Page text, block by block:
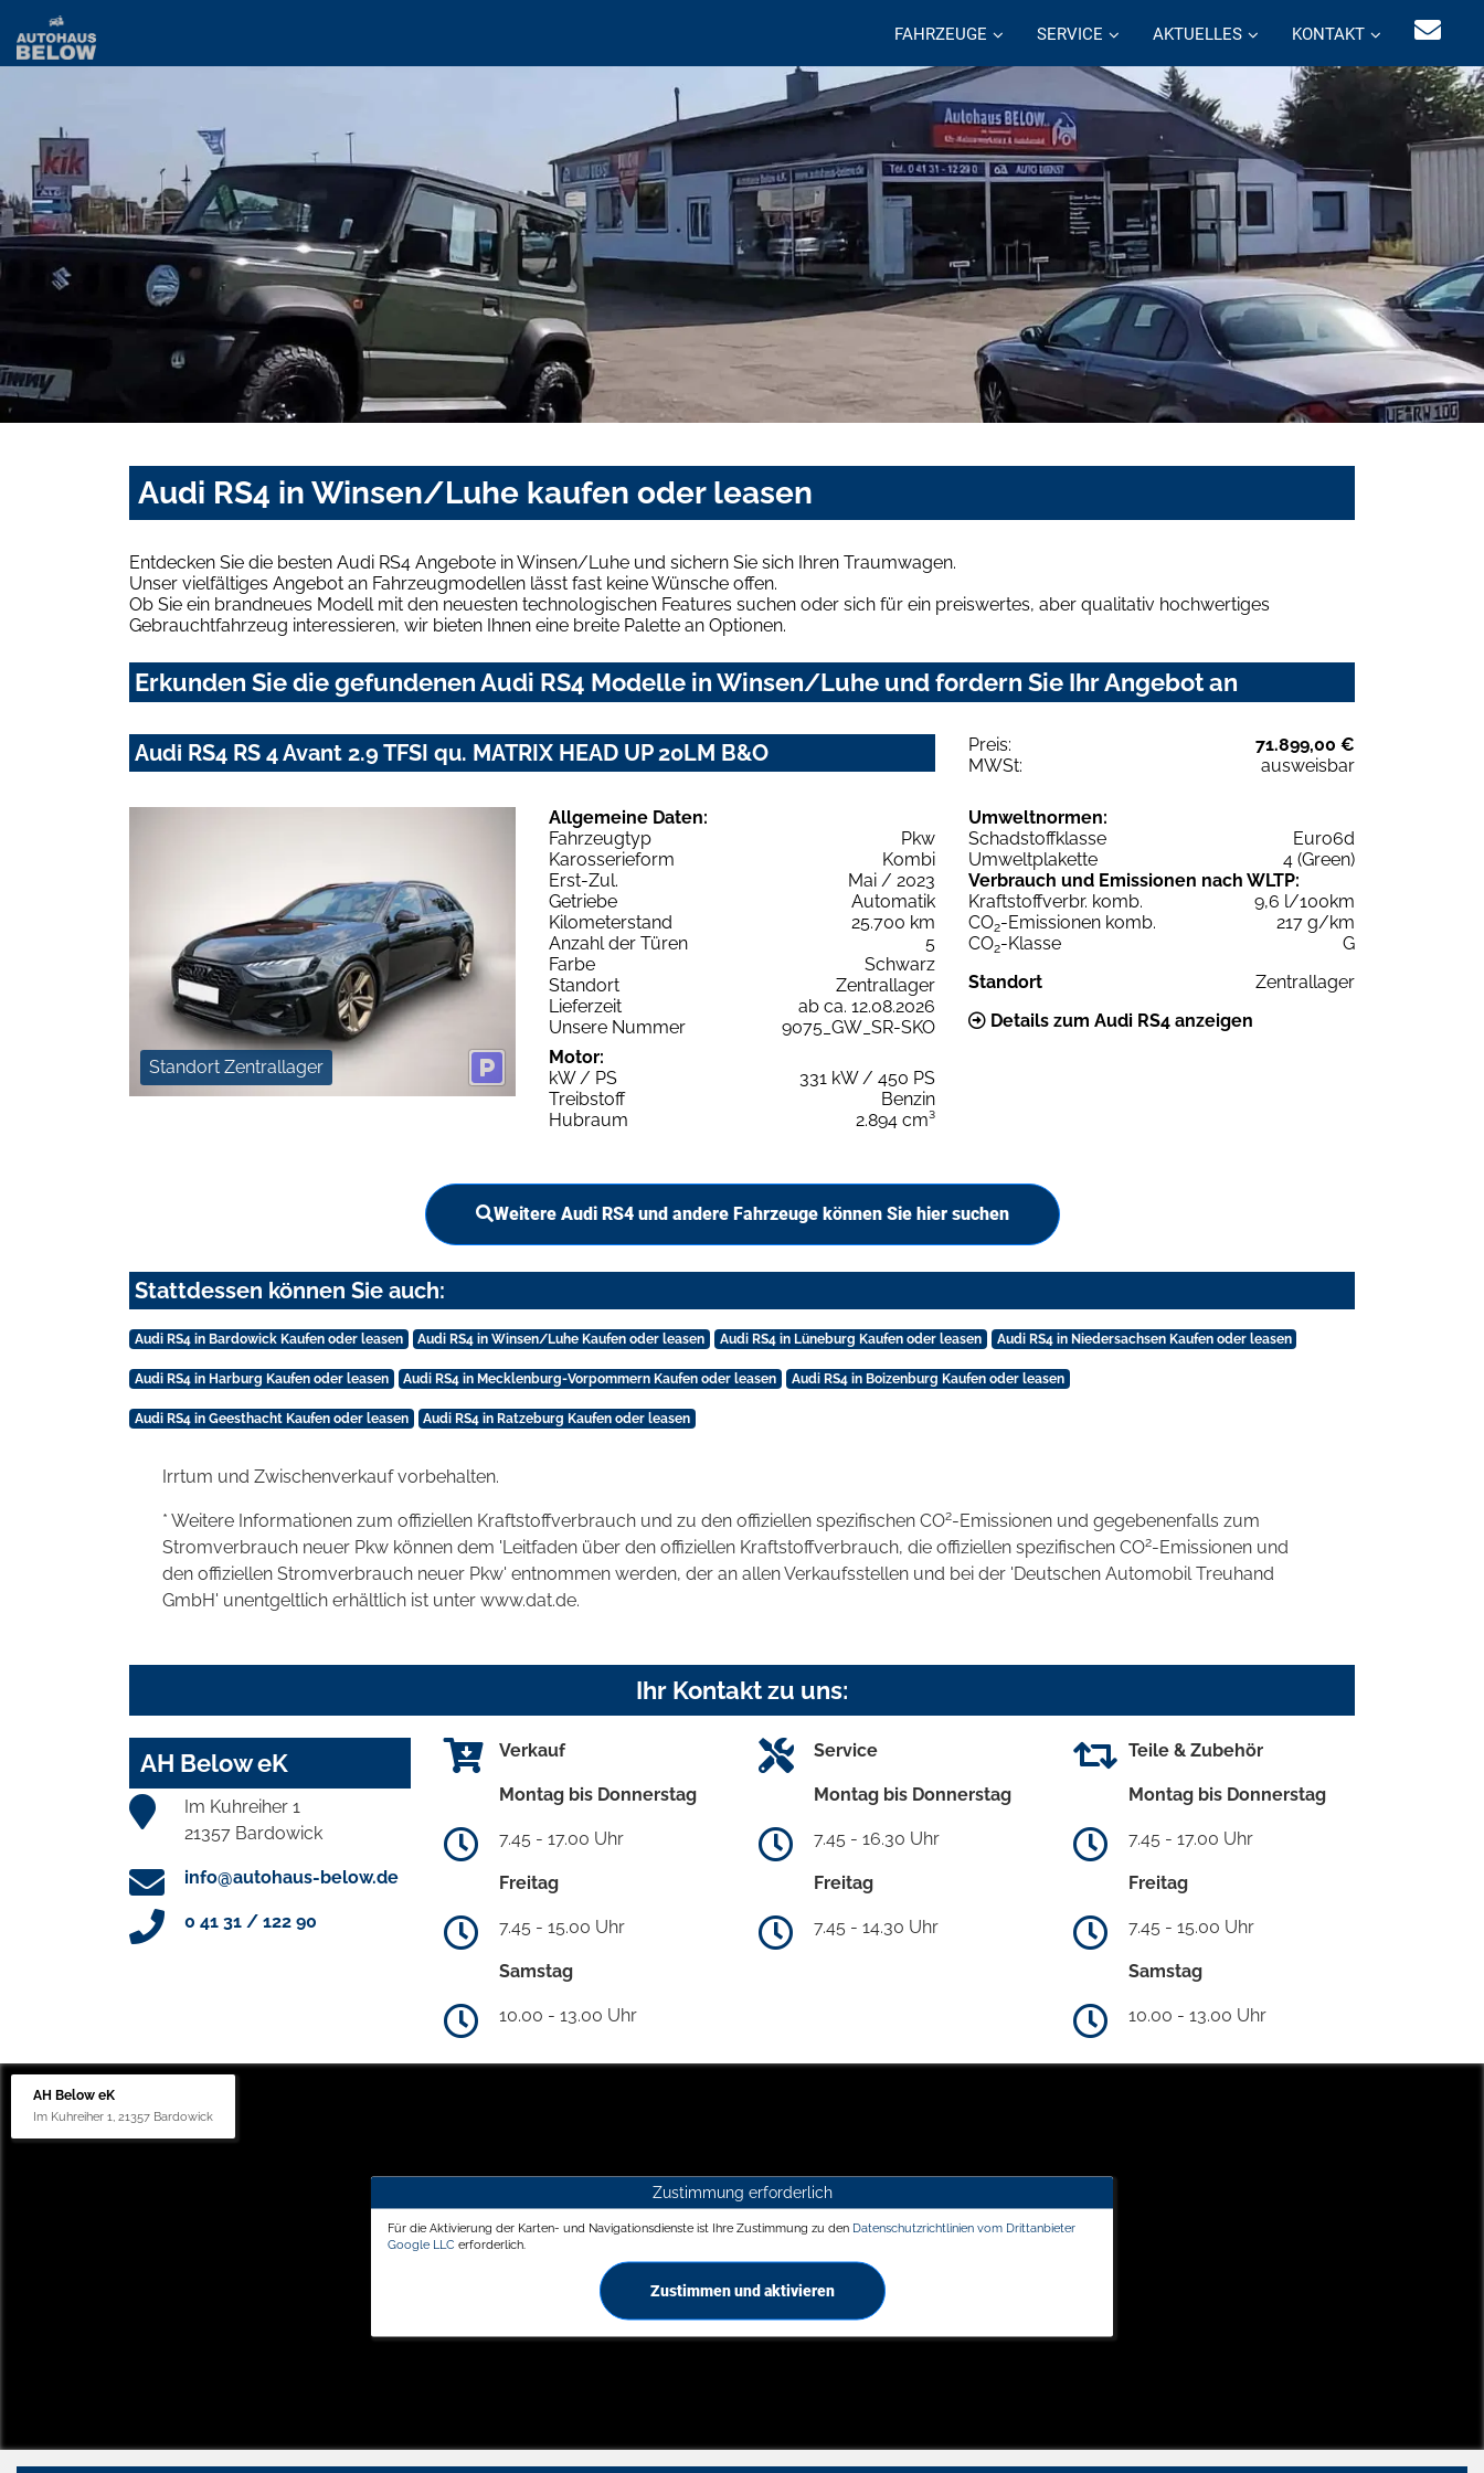
FAHRZEUGE SERVICE AKTUELLES KONTAKT
Audi RS4 in Winsen/Luhe kaufen oder leasen
Entdecken Sie die besten Audi RS4 Angebote in Winsen/Luhe und sichern Sie sich Ihren Traumwagen.
Unser vielfältiges Angebot an Fahrzeugmodellen lässt fast keine Wünsche offen.
Ob Sie ein brandneues Modell mit den neuesten technologischen Features suchen oder sich für ein preiswertes, aber qualitativ hochwertiges
Gebrauchtfahrzeug interessieren, wir bieten Ihnen eine breite Palette an Optionen.
Erkunden Sie die gefundenen Audi RS4 Modelle in Winsen/Luhe und fordern Sie Ihr Angebot an
Audi RS4 RS 4 Avant 2.9 TFSI qu. MATRIX HEAD UP 20LM B&O Preis:
71.899,00 €
MWSt:
ausweisbar
Standort Zentrallager
Allgemeine Daten:
Fahrzeugtyp
Pkw
Karosserieform
Kombi
Erst-Zul.
Mai / 2023
Getriebe
Automatik
Kilometerstand
25.700 km
Anzahl der Türen
5
Farbe
Schwarz
Standort
Zentrallager
Lieferzeit
ab ca. 12.08.2026
Unsere Nummer
9075_GW_SR-SKO
Motor:
kW / PS
331 kW / 450 PS
Treibstoff
Benzin
Hubraum
2.894 cm³
Umweltnormen:
Schadstoffklasse
Euro6d
Umweltplakette
4 (Green)
Verbrauch und Emissionen nach WLTP:
Kraftstoffverbr. komb.
9,6 l/100km
CO2-Emissionen komb.
217 g/km
CO2-Klasse
G
Standort
Zentrallager
Details zum Audi RS4 anzeigen
Weitere Audi RS4 und andere Fahrzeuge können Sie hier suchen
Stattdessen können Sie auch:
Audi RS4 in Bardowick Kaufen oder leasen Audi RS4 in Winsen/Luhe Kaufen oder leasen Audi RS4 in Lüneburg Kaufen oder leasen Audi RS4 in Niedersachsen Kaufen oder leasen
Audi RS4 in Harburg Kaufen oder leasen Audi RS4 in Mecklenburg-Vorpommern Kaufen oder leasen Audi RS4 in Boizenburg Kaufen oder leasen
Audi RS4 in Geesthacht Kaufen oder leasen Audi RS4 in Ratzeburg Kaufen oder leasen
Irrtum und Zwischenverkauf vorbehalten.
* Weitere Informationen zum offiziellen Kraftstoffverbrauch und zu den offiziellen spezifischen CO2-Emissionen und gegebenenfalls zum
Stromverbrauch neuer Pkw können dem 'Leitfaden über den offiziellen Kraftstoffverbrauch, die offiziellen spezifischen CO2-Emissionen und
den offiziellen Stromverbrauch neuer Pkw' entnommen werden, der an allen Verkaufsstellen und bei der 'Deutschen Automobil Treuhand
GmbH' unentgeltlich erhältlich ist unter www.dat.de.
Ihr Kontakt zu uns:
AH Below eK
Im Kuhreiher 1
21357 Bardowick
info@autohaus-below.de
0 41 31 / 122 90
Verkauf
Montag bis Donnerstag
7.45 - 17.00 Uhr
Freitag
7.45 - 15.00 Uhr
Samstag
10.00 - 13.00 Uhr
Service
Montag bis Donnerstag
7.45 - 16.30 Uhr
Freitag
7.45 - 14.30 Uhr
Teile & Zubehör
Montag bis Donnerstag
7.45 - 17.00 Uhr
Freitag
7.45 - 15.00 Uhr
Samstag
10.00 - 13.00 Uhr
AH Below eK
Im Kuhreiher 1, 21357 Bardowick
Zustimmung erforderlich
Für die Aktivierung der Karten- und Navigationsdienste ist Ihre Zustimmung zu den Datenschutzrichtlinien vom Drittanbieter
Google LLC erforderlich.
Zustimmen und aktivieren